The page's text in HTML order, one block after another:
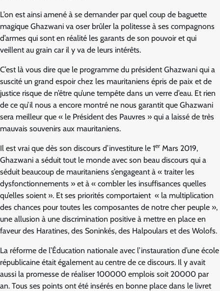
L’on est ainsi amené à se demander par quel coup de baguette
magique Ghazwani va oser brûler la politesse à ses compagnons
d’armes qui sont en réalité les garants de son pouvoir et qui
veillent au grain car il y va de leurs intérêts.
C’est là vous dire que le programme du président Ghazwani qui a
suscité un grand espoir chez les mauritaniens épris de paix et de
justice risque de n’être qu’une tempête dans un verre d’eau. Et rien
de ce qu’il nous a encore montré ne nous garantit que Ghazwani
sera meilleur que « le Président des Pauvres » qui a laissé de très
mauvais souvenirs aux mauritaniens.
Il est vrai que dès son discours d’investiture le 1er Mars 2019,
Ghazwani a séduit tout le monde avec son beau discours qui a
séduit beaucoup de mauritaniens s’engageant à « traiter les
dysfonctionnements » et à « combler les insuffisances quelles
qu’elles soient ». Et ses priorités comportaient « la multiplication
des chances pour toutes les composantes de notre cher peuple »,
une allusion à une discrimination positive à mettre en place en
faveur des Haratines, des Soninkés, des Halpoulars et des Wolofs.
La réforme de l’Éducation nationale avec l’instauration d’une école
républicaine était également au centre de ce discours. Il y avait
aussi la promesse de réaliser 100000 emplois soit 20000 par
an. Tous ses points ont été insérés en bonne place dans le livret